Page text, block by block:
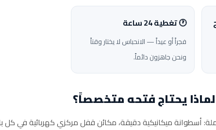
🕐 تغطية 24 ساعة
فجراً أو عيداً — الانحباس لا يختار وقتاً
ونحن جاهزون دائماً.
يحتاج فتحه متخصصاً؟
أسطوانة ميكانيكية دقيقة، مكائن قفل مركزي كهربائية في كل